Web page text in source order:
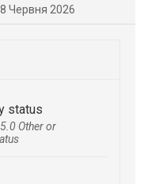
Червня 2026
status
Other or